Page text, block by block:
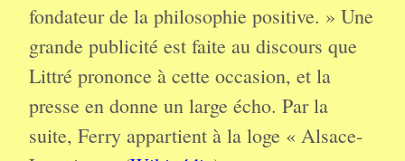
fondateur de la philosophie positive. » Une
grande publicité est faite au discours que
Littré prononce à cette occasion, et la
presse en donne un large écho. Par la
suite, Ferry appartient à la loge « Alsace-